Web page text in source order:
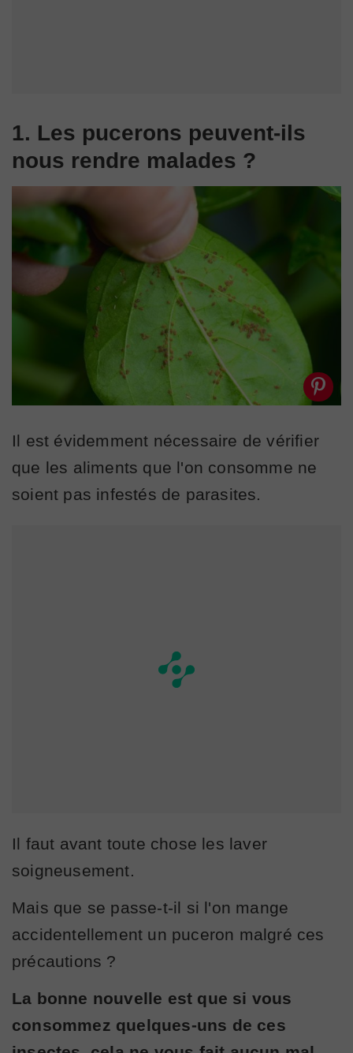
1. Les pucerons peuvent-ils
nous rendre malades ?
Il est évidemment nécessaire de vérifier
que les aliments que l'on consomme ne
soient pas infestés de parasites.
Il faut avant toute chose les laver
soigneusement.
Mais que se passe-t-il si l'on mange
accidentellement un puceron malgré ces
précautions ?
La bonne nouvelle est que si vous
consommez quelques-uns de ces